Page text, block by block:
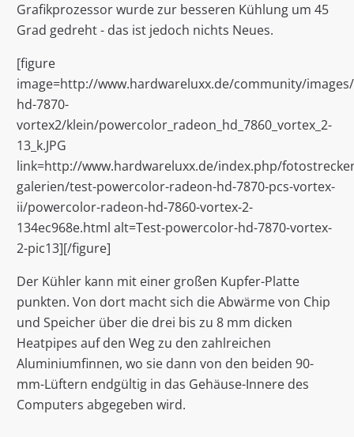
Grafikprozessor wurde zur besseren Kühlung um 45
Grad gedreht - das ist jedoch nichts Neues.
[figure
image=http://www.hardwareluxx.de/community/
hd-7870-
vortex2/klein/powercolor_radeon_hd_7860_vortex_2-
13_k.JPG
link=http://www.hardwareluxx.de/index.php/
galerien/test-powercolor-radeon-hd-7870-pcs-vortex-
ii/powercolor-radeon-hd-7860-vortex-2-
134ec968e.html alt=Test-powercolor-hd-7870-vortex-
2-pic13][/figure]
Der Kühler kann mit einer großen Kupfer-Platte
punkten. Von dort macht sich die Abwärme von Chip
und Speicher über die drei bis zu 8 mm dicken
Heatpipes auf den Weg zu den zahlreichen
Aluminiumfinnen, wo sie dann von den beiden 90-
mm-Lüftern endgültig in das Gehäuse-Innere des
Computers abgegeben wird.